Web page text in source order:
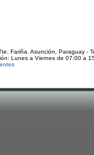
Fariña. Asunción, Paraguay -
Lunes a Viernes de 07:00 a